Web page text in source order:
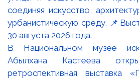
В Национальном музее
Абылхана Кастеева
ретроспективная